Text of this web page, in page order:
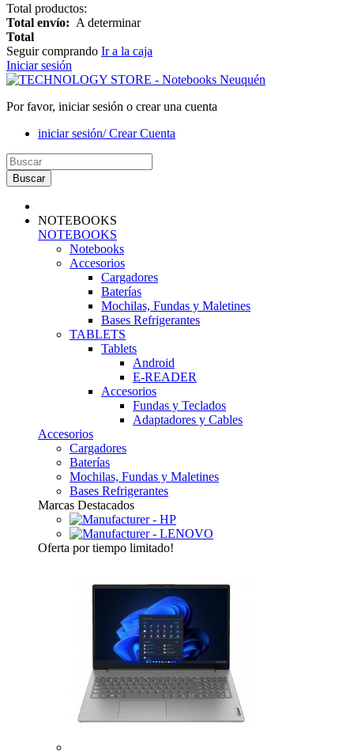
Total productos:
Total envío: A determinar
Total
Seguir comprando Ir a la caja
Iniciar sesión
Por favor, iniciar sesión o crear una cuenta
iniciar sesión/ Crear Cuenta
Buscar
NOTEBOOKS
NOTEBOOKS
Notebooks
Accesorios
Cargadores
Baterías
Mochilas, Fundas y Maletines
Bases Refrigerantes
TABLETS
Tablets
Android
E-READER
Accesorios
Fundas y Teclados
Adaptadores y Cables
Accesorios
Cargadores
Baterías
Mochilas, Fundas y Maletines
Bases Refrigerantes
Marcas Destacados
Oferta por tiempo limitado!